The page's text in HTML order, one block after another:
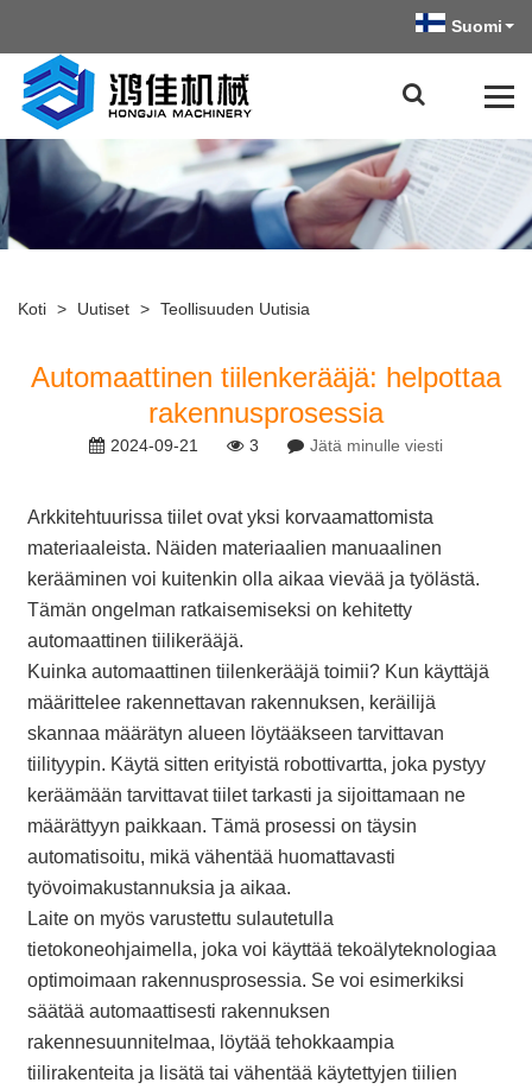
Suomi
Koti > Uutiset > Teollisuuden Uutisia
Automaattinen tiilenkerääjä: helpottaa
rakennusprosessia
2024-09-21 3 Jätä minulle viesti
Arkkitehtuurissa tiilet ovat yksi korvaamattomista
materiaaleista. Näiden materiaalien manuaalinen
kerääminen voi kuitenkin olla aikaa vievää ja työlästä.
Tämän ongelman ratkaisemiseksi on kehitetty
automaattinen tiilikerääjä.
Kuinka automaattinen tiilenkerääjä toimii? Kun käyttäjä
määrittelee rakennettavan rakennuksen, keräilijä
skannaa määrätyn alueen löytääkseen tarvittavan
tiilityypin. Käytä sitten erityistä robottivartta, joka pystyy
keräämään tarvittavat tiilet tarkasti ja sijoittamaan ne
määrättyyn paikkaan. Tämä prosessi on täysin
automatisoitu, mikä vähentää huomattavasti
työvoimakustannuksia ja aikaa.
Laite on myös varustettu sulautetulla
tietokoneohjaimella, joka voi käyttää tekoälyteknologiaa
optimoimaan rakennusprosessia. Se voi esimerkiksi
säätää automaattisesti rakennuksen
rakennesuunnitelmaa, löytää tehokkaampia
tiilirakenteita ja lisätä tai vähentää käytettyjen tiilien